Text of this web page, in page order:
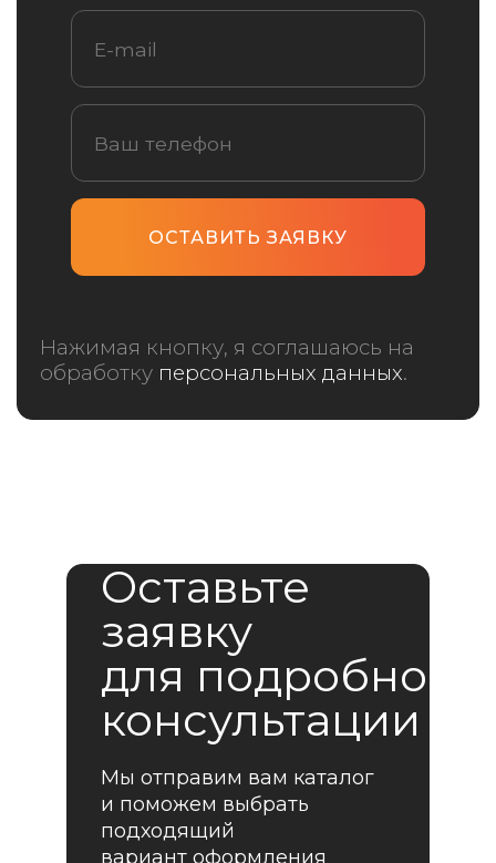
Нажимая кнопку, я соглашаюсь на
обработку персональных данных.
Оставьте
заявку
для подробной
консультации
Мы отправим вам каталог
и поможем выбрать
подходящий
вариант оформления